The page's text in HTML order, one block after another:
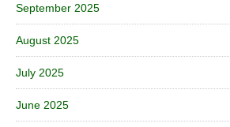
September 2025
August 2025
July 2025
June 2025